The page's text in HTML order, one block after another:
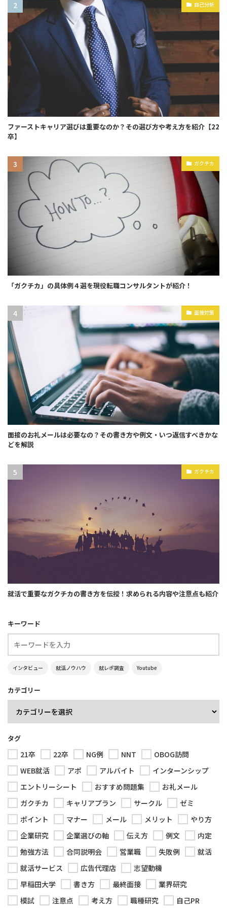
自己分析
ファーストキャリア選びは重要なのか？その選び方や考え方を紹介【22
卒】
ガクチカ
「ガクチカ」の具体例４選を現役転職コンサルタントが紹介！
面接対策
面接のお礼メールは必要なの？その書き方や例文・いつ返信すべきかな
どを解説
ガクチカ
就活で重要なガクチカの書き方を伝授！求められる内容や注意点も紹介
キーワード
インタビュー 就活ノウハウ 就レポ調査 Youtube
カテゴリー
タグ
21卒 22卒 NG例 NNT
OBOG訪問
WEB就活
アポ アルバイト
インターンシップ
エントリーシート
おすすめ問題集
お礼メール
ガクチカ
キャリアプラン サークル
ゼミ
ポイント
マナー メール メリット
やり方
企業研究
企業選びの軸 伝え方 例文
内定
勉強方法
合同説明会 営業職 失敗例
就活
就活サービス
広告代理店
志望動機
早稲田大学
書き方 最終面接
業界研究
模試
注意点 考え方 職種研究 自己PR